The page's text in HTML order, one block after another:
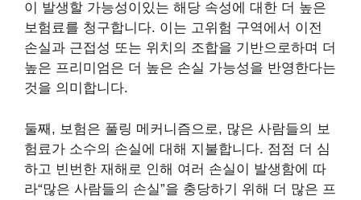
이 발생할 가능성이있는 해당 속성에 대한 더 높은
보험료를 청구합니다. 이는 고위험 구역에서 이전
손실과 근접성 또는 위치의 조합을 기반으로하며 더
높은 프리미엄은 더 높은 손실 가능성을 반영한다는
것을 의미합니다.
둘째, 보험은 풀링 메커니즘으로, 많은 사람들의 보
험료가 소수의 손실에 대해 지불합니다. 점점 더 심
하고 빈번한 재해로 인해 여러 손실이 발생함에 따
라“많은 사람들의 손실”을 충당하기 위해 더 많은 프